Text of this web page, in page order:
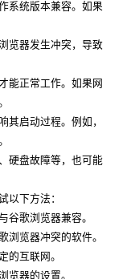
系统版本兼容。如果
览器发生冲突，导致
能正常工作。如果网
其启动过程。例如，
硬盘故障等，也可能
以下方法：
谷歌浏览器兼容。
浏览器冲突的软件。
的互联网。
览器的设置。